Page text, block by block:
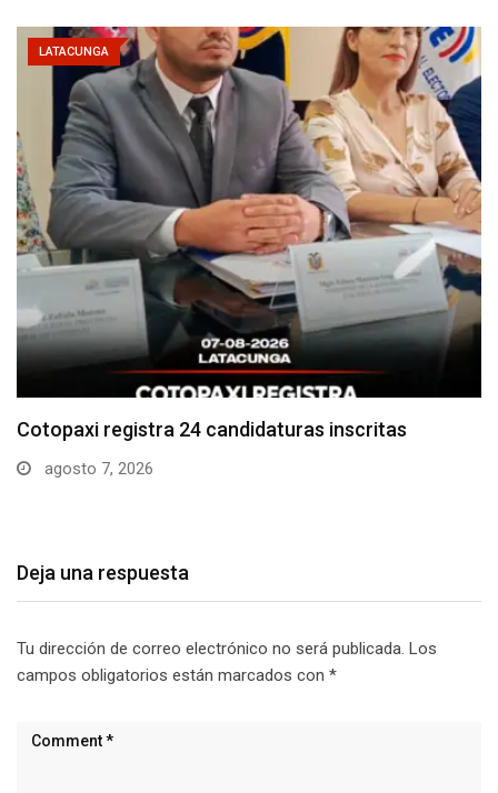
LATACUNGA
Parque Nacional Cotopaxi espera alta afluencia de
visitantes…
Deja una respuesta
Tu dirección de correo electrónico no será publicada. Los
campos obligatorios están marcados con *